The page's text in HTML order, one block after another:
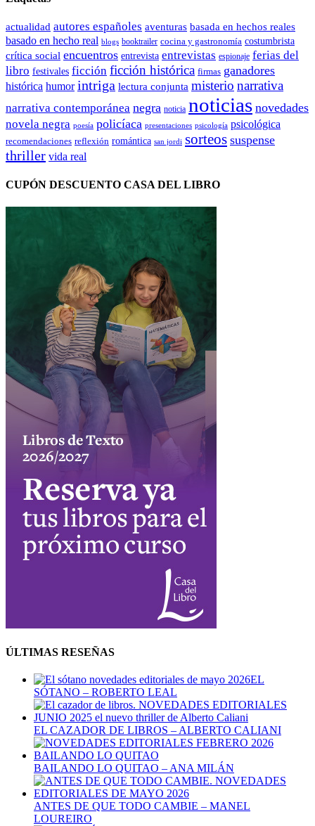
actualidad autores españoles aventuras basada en hechos reales
basado en hecho real blogs booktrailer cocina y gastronomía costumbrista
crítica social encuentros entrevista entrevistas espionaje ferias del
libro festivales ficción ficción histórica firmas ganadores
histórica humor intriga lectura conjunta misterio narrativa
narrativa contemporánea negra noticia noticias novedades
novela negra poesía policíaca presentaciones psicología psicológica
recomendaciones reflexión romántica san jordi sorteos suspense
thriller vida real
CUPÓN DESCUENTO CASA DEL LIBRO
ÚLTIMAS RESEÑAS
EL
SÓTANO – ROBERTO LEAL
EL CAZADOR DE LIBROS – ALBERTO CALIANI
BAILANDO LO QUITAO – ANA MILÁN
ANTES DE QUE TODO CAMBIE – MANEL
LOUREIRO